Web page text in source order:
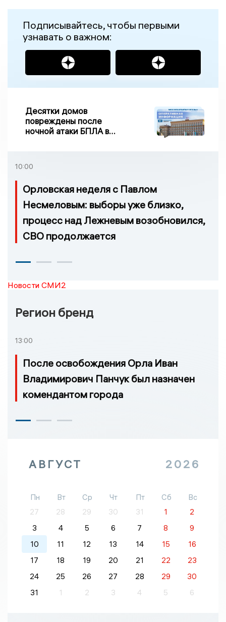
Подписывайтесь, чтобы первыми
узнавать о важном:
Десятки домов
повреждены после
ночной атаки БПЛА в
10:00
Орловская неделя с Павлом
Несмеловым: выборы уже близко,
процесс над Лежневым возобновился,
СВО продолжается
Новости СМИ2
Регион бренд
13:00
После освобождения Орла Иван
Владимирович Панчук был назначен
комендантом города
АВГУСТ 2026
Пн Вт Ср Чт Пт Сб
Вс
27
28 29 30 31 1
2
3
4 5 6 7 8
9
10
11 12 13 14 15
16
17
18 19 20 21 22
23
24
25 26 27 28 29
30
31
1 2 3 4 5 6